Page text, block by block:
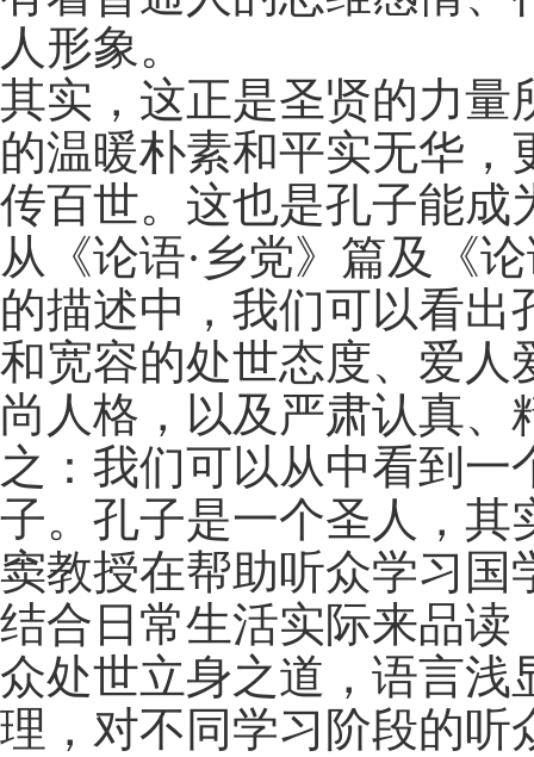
人形象。
其实，这正是圣贤的力量
的温暖朴素和平实无华
传百世。这也是孔子能成
从《论语·乡党》篇及《
的描述中，我们可以看
和宽容的处世态度、爱人
尚人格，以及严肃认真
之：我们可以从中看到
子。孔子是一个圣人，其
窦教授在帮助听众学习国
结合日常生活实际来品读
众处世立身之道，语言浅
理，对不同学习阶段的听